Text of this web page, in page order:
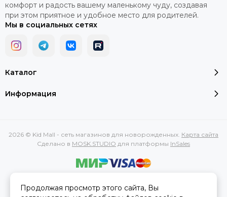
Каталог
Информация
комфорт и радость вашему маленькому чуду, создавая
при этом приятное и удобное место для родителей.
Мы в социальных сетях
2026 © Kid Mall - сеть магазинов для новорожденных. Карта сайта
Сделано в MOSK.STUDIO для платформы InSales
характеристик, стоимости товаров и услуг, носит
Продолжая просмотр этого сайта, Вы